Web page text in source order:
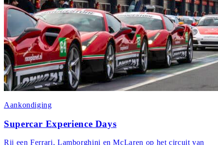
Aankondiging
Supercar Experience Days
Rij een Ferrari, Lamborghini en McLaren op het circuit van